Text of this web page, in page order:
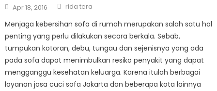
Posted
on
Apr 18, 2016 Author
rida tera
Menjaga kebersihan sofa di rumah merupakan salah satu hal
penting yang perlu dilakukan secara berkala. Sebab,
tumpukan kotoran, debu, tungau dan sejenisnya yang ada
pada sofa dapat menimbulkan resiko penyakit yang dapat
mengganggu kesehatan keluarga. Karena itulah berbagai
layanan jasa cuci sofa Jakarta dan beberapa kota lainnya